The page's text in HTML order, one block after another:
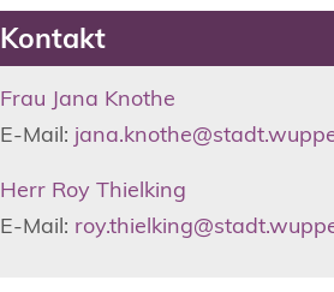
Kontakt
Frau Jana Knothe
E-Mail:
Herr Roy Thielking
E-Mail: